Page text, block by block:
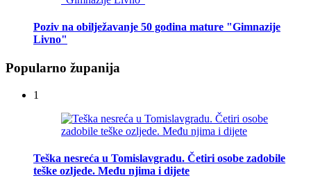
Poziv na obilježavanje 50 godina mature "Gimnazije
Livno"
Popularno županija
1
Teška nesreća u Tomislavgradu. Četiri osobe zadobile
teške ozljede. Među njima i dijete